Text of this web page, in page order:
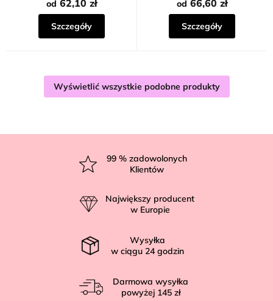
od 62,10 zł
Szczegóły
od 66,60 zł
Szczegóły
Wyświetlić wszystkie podobne produkty
99 % zadowolonych
Klientów
Największy producent
w Europie
Wysyłka
w ciągu 24 godzin
Darmowa wysyłka
powyżej 145 zł